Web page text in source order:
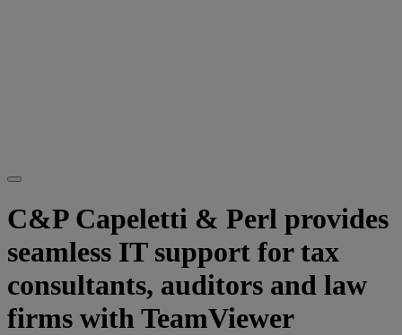
C&P Capeletti & Perl provides
seamless IT support for tax
consultants, auditors and law
firms with TeamViewer